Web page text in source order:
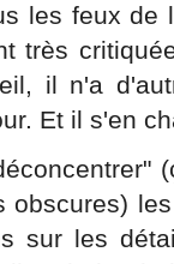
les feux de
très
il n'a
Et il s'en
sur les